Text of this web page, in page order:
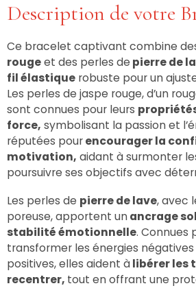
Description de votre
Ce bracelet captivant combine
rougeet des perles de pierre de
fil élastique robuste pour un
Les perles de jaspe rouge, d’un
sont connues pour leurs
force, symbolisant la passion et
réputées pourencourager la
motivation, aidant à surmonter
poursuivre ses objectifs avec
Les perles de pierre de lave, avec
poreuse, apportent unancrage
stabilité émotionnelle. Connues
transformer les énergies
positives, elles aident àlibérer les
recentrer, tout en offrant une